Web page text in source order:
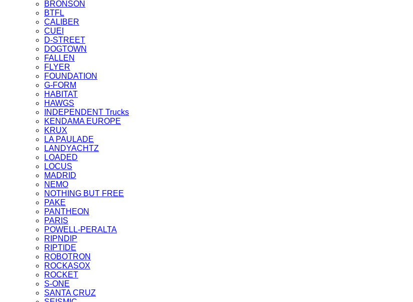
BRONSON
BTFL
CALIBER
CUEI
D-STREET
DOGTOWN
FALLEN
FLYER
FOUNDATION
G-FORM
HABITAT
HAWGS
INDEPENDENT Trucks
KENDAMA EUROPE
KRUX
LA PAULADE
LANDYACHTZ
LOADED
LOCUS
MADRID
NEMO
NOTHING BUT FREE
PAKE
PANTHEON
PARIS
POWELL-PERALTA
RIPNDIP
RIPTIDE
ROBOTRON
ROCKASOX
ROCKET
S-ONE
SANTA CRUZ